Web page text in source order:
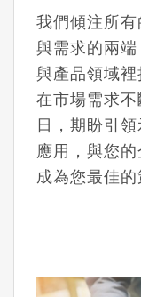
我們傾注所
與需求的兩
與產品領域裡
在市場需求
日，期盼引
應用，與您
成為您最佳的